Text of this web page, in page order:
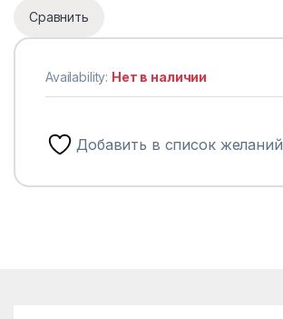
Сравнить
Availability: Нет в наличии
Добавить в список желаний